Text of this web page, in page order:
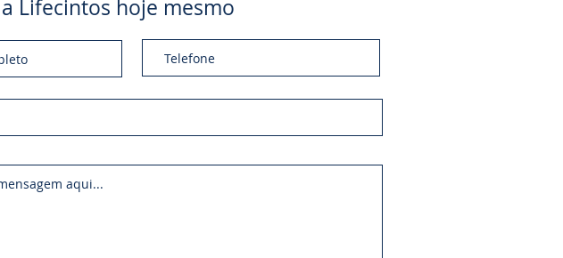
Lifecintos hoje mesmo